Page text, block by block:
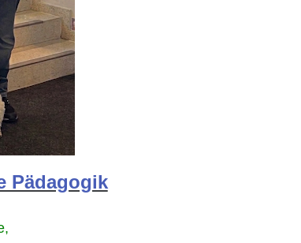
Pädagogik